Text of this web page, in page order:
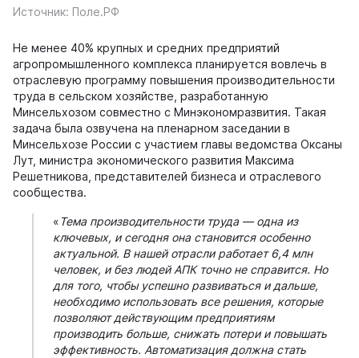
Источник: Поле.РФ
Не менее 40% крупных и средних предприятий
агропромышленного комплекса планируется вовлечь в
отраслевую программу повышения производительности
труда в сельском хозяйстве, разработанную
Минсельхозом совместно с Минэкономразвития. Такая
задача была озвучена на пленарном заседании в
Минсельхозе России с участием главы ведомства Оксаны
Лут, министра экономического развития Максима
Решетникова, представителей бизнеса и отраслевого
сообщества.
« Тема производительности труда — одна из
ключевых, и сегодня она становится особенно
актуальной. В нашей отрасли работает 6,4 млн
человек, и без людей АПК точно не справится. Но
для того, чтобы успешно развиваться и дальше,
необходимо использовать все решения, которые
позволяют действующим предприятиям
производить больше, снижать потери и повышать
эффективность. Автоматизация должна стать